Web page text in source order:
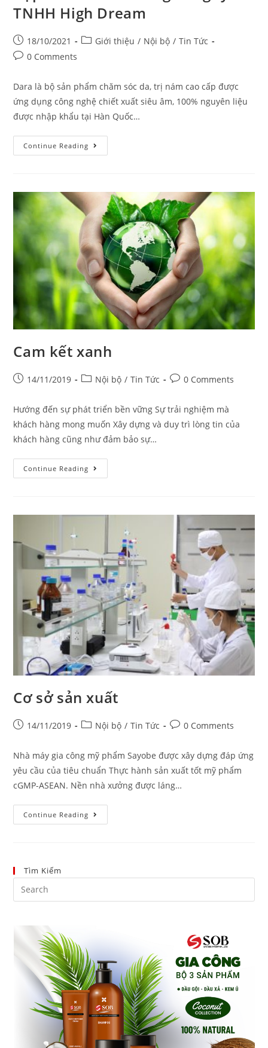
TNHH High Dream
18/10/2021 Giới thiệu / Nội bộ / Tin Tức
0 Comments
Dara là bộ sản phẩm chăm sóc da, trị nám cao cấp được
ứng dụng công nghệ chiết xuất siêu âm, 100% nguyên liệu
được nhập khẩu tại Hàn Quốc…
Continue Reading
Cam kết xanh
14/11/2019 Nội bộ / Tin Tức 0 Comments
Hướng đến sự phát triển bền vững Sự trải nghiệm mà
khách hàng mong muốn Xây dựng và duy trì lòng tin của
khách hàng cũng như đảm bảo sự…
Continue Reading
Cơ sở sản xuất
14/11/2019 Nội bộ / Tin Tức 0 Comments
Nhà máy gia công mỹ phẩm Sayobe được xây dựng đáp ứng
yêu cầu của tiêu chuẩn Thực hành sản xuất tốt mỹ phẩm
cGMP-ASEAN. Nền nhà xưởng được láng…
Continue Reading
Tìm Kiếm